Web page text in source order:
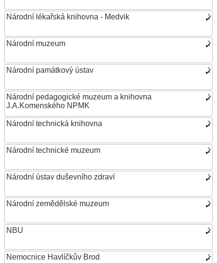
Národní lékařská knihovna - Medvik
Národní muzeum
Národní památkový ústav
Národní pedagogické muzeum a knihovna
J.A.Komenského NPMK
Národní technická knihovna
Národní technické muzeum
Národní ústav duševního zdraví
Národní zemědělské muzeum
NBU
Nemocnice Havlíčkův Brod